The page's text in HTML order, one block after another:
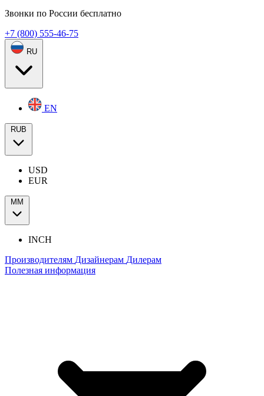
Звонки по России бесплатно
+7 (800) 555-46-75
RU
EN
RUB
USD
EUR
ММ
INCH
Производителям Дизайнерам Дилерам
Полезная информация